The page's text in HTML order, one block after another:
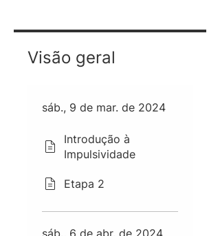
Visão geral
sáb., 9 de mar. de 2024
Introdução à
Impulsividade
Etapa 2